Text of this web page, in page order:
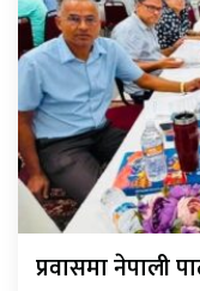
प्रवासमा नेपाली